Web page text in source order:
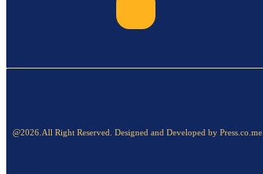
@2026.All Right Reserved. Designed and Developed by Press.co.me